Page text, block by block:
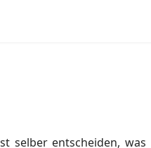
selber entscheiden,